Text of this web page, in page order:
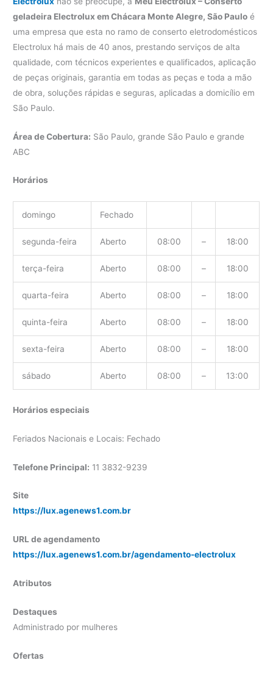
geladeira Electrolux em Chácara Monte Alegre, São Paulo é
uma empresa que esta no ramo de conserto eletrodomésticos
Electrolux há mais de 40 anos, prestando serviços de alta
qualidade, com técnicos experientes e qualificados, aplicação
de peças originais, garantia em todas as peças e toda a mão
de obra, soluções rápidas e seguras, aplicadas a domicílio em
São Paulo.
Área de Cobertura: São Paulo, grande São Paulo e grande
ABC
Horários
domingo Fechado
segunda-feira Aberto 08:00 – 18:00
terça-feira Aberto 08:00 – 18:00
quarta-feira Aberto 08:00 – 18:00
quinta-feira Aberto 08:00 – 18:00
sexta-feira Aberto 08:00 – 18:00
sábado Aberto 08:00 – 13:00
Horários especiais
Feriados Nacionais e Locais: Fechado
Telefone Principal: 11 3832-9239
Site
https://lux.agenews1.com.br
URL de agendamento
https://lux.agenews1.com.br/agendamento-electrolux
Atributos
Destaques
Administrado por mulheres
Ofertas